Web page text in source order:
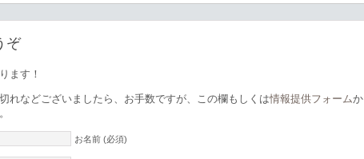
ぞ
ます！
れなどございましたら、お手数ですが、この欄もしくは情報提供フォームか
お名前 (必須)